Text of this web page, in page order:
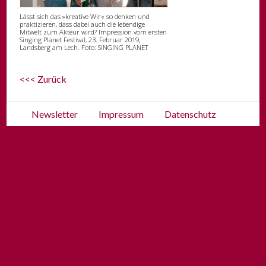
Lässt sich das »kreative Wir« so denken und
praktizieren, dass dabei auch die lebendige
Mitwelt zum Akteur wird? Impression vom ersten
Singing Planet Festival, 23. Februar 2019,
Landsberg am Lech. Foto: SINGING PLANET
<<< Zurück
Newsletter Impressum Datenschutz